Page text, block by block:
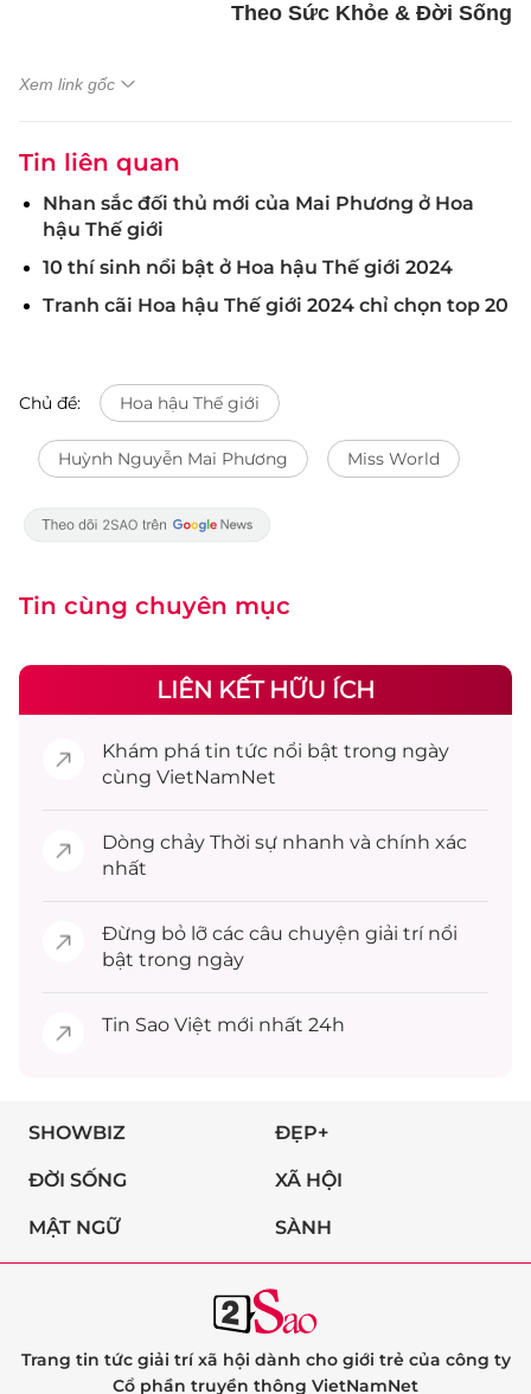
Theo Sức Khỏe & Đời Sống
Xem link gốc
Tin liên quan
Nhan sắc đối thủ mới của Mai Phương ở Hoa
hậu Thế giới
10 thí sinh nổi bật ở Hoa hậu Thế giới 2024
Tranh cãi Hoa hậu Thế giới 2024 chỉ chọn top 20
Chủ đề: Hoa hậu Thế giới
Huỳnh Nguyễn Mai Phương Miss World
Tin cùng chuyên mục
LIÊN KẾT HỮU ÍCH
Khám phá tin tức nổi bật trong ngày
cùng VietNamNet
Dòng chảy Thời sự nhanh và chính xác
nhất
Đừng bỏ lỡ các câu chuyện giải trínổi
bật trong ngày
Tin Sao Việt mới nhất 24h
SHOWBIZ ĐẸP+
ĐỜI SỐNG XÃ HỘI
MẬT NGỮ SÀNH
Trang tin tức giải trí xã hội dành cho giới trẻ của công ty
Cổ phần truyền thông VietNamNet